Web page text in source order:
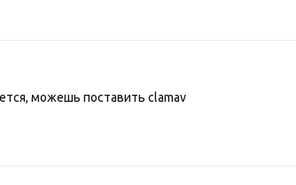
можешь поставить clamav